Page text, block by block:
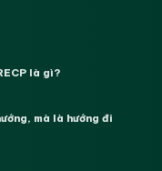
là gì?
mà là hướng đi